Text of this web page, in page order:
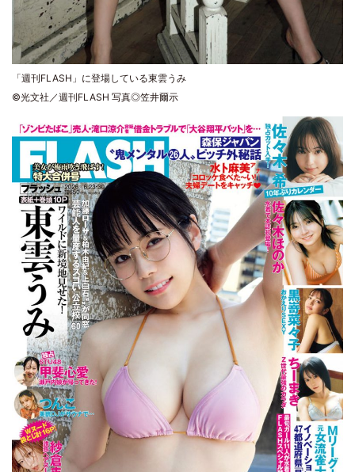
「週刊FLASH」に登場している東雲うみ
©光文社／週刊FLASH 写真◎笠井爾示